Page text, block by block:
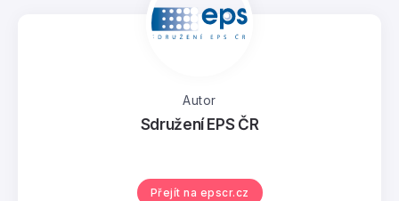
Autor
Sdružení EPS ČR
Přejít na epscr.cz